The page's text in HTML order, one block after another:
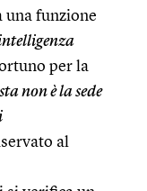
una funzione
per la
non è la sede
al